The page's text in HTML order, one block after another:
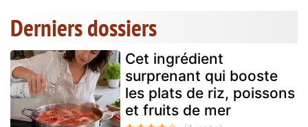
Derniers dossiers
Cet ingrédient
surprenant qui booste
les plats de riz, poissons
et fruits de mer